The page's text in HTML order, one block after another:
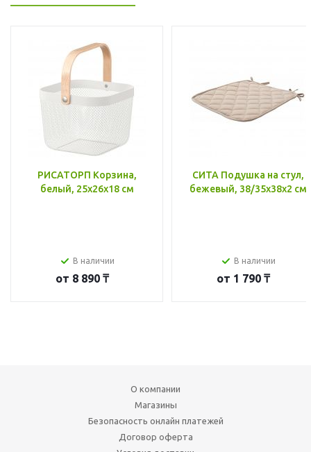
РИСАТОРП Корзина,
белый, 25x26x18 см
В наличии
от 8 890 ₸
СИТА Подушка на стул,
бежевый, 38/35x38x2 см
В наличии
от 1 790 ₸
О компании
Магазины
Безопасность онлайн платежей
Договор оферта